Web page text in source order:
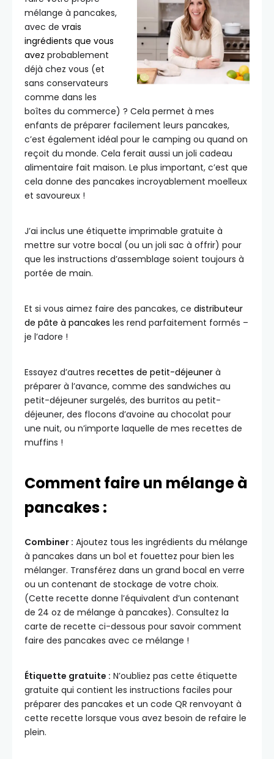
mélange à pancakes,
avec de vrais
ingrédients que vous
avez probablement
déjà chez vous (et
sans conservateurs
comme dans les
boîtes du commerce) ? Cela permet à mes
enfants de préparer facilement leurs pancakes,
c’est également idéal pour le camping ou quand on
reçoit du monde. Cela ferait aussi un joli cadeau
alimentaire fait maison. Le plus important, c’est que
cela donne des pancakes incroyablement moelleux
et savoureux !
J’ai inclus une étiquette imprimable gratuite à
mettre sur votre bocal (ou un joli sac à offrir) pour
que les instructions d’assemblage soient toujours à
portée de main.
Et si vous aimez faire des pancakes, ce distributeur
de pâte à pancakes les rend parfaitement formés –
je l’adore !
Essayez d’autres recettes de petit-déjeuner à
préparer à l’avance, comme des sandwiches au
petit-déjeuner surgelés, des burritos au petit-
déjeuner, des flocons d’avoine au chocolat pour
une nuit, ou n’importe laquelle de mes recettes de
muffins !
Comment faire un mélange à
pancakes :
Combiner : Ajoutez tous les ingrédients du mélange
à pancakes dans un bol et fouettez pour bien les
mélanger. Transférez dans un grand bocal en verre
ou un contenant de stockage de votre choix.
(Cette recette donne l’équivalent d’un contenant
de 24 oz de mélange à pancakes). Consultez la
carte de recette ci-dessous pour savoir comment
faire des pancakes avec ce mélange !
Étiquette gratuite : N’oubliez pas cette étiquette
gratuite qui contient les instructions faciles pour
préparer des pancakes et un code QR renvoyant à
cette recette lorsque vous avez besoin de refaire le
plein.